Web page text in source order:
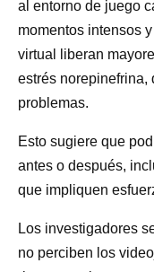
al entorno de juego
momentos intensos
virtual liberan
estrés norepinefrina,
problemas.
Esto sugiere que
antes o después,
que impliquen
Los investigadores
no perciben los